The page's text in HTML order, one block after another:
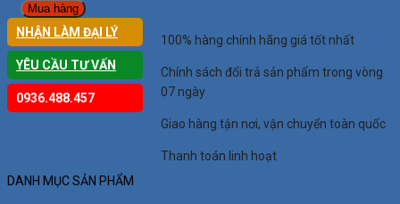
Mua hàng
NHẬN LÀM ĐẠI LÝ
YÊU CẦU TƯ VẤN
0936.488.457
100% hàng chính hãng giá tốt nhất
Chính sách đổi trả sản phẩm trong vòng
07 ngày
Giao hàng tận nơi, vận chuyển toàn quốc
Thanh toán linh hoạt
DANH MỤC SẢN PHẨM